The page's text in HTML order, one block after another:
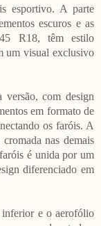
esportivo. A parte
escuros e as
R18, têm estilo
um visual exclusivo
versão, com design
em formato de
os faróis. A
nas demais
é unida por um
diferenciado em
inferior e o aerofólio